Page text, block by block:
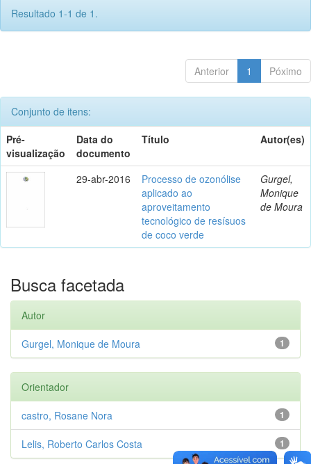
Resultado 1-1 de 1.
Anterior 1 Póximo
Conjunto de itens:
Pré-
visualização
Data do
documento
Título Autor(es)
29-abr-2016
Processo de ozonólise
aplicado ao
aproveitamento
tecnológico de resísuos
de coco verde
Gurgel,
Monique
de Moura
Busca facetada
Autor
1
Gurgel, Monique de Moura
Orientador
1
castro, Rosane Nora
1
Lelis, Roberto Carlos Costa